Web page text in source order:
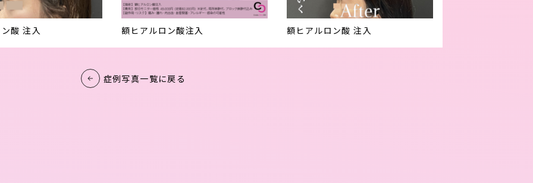
酸 注入 額ヒアルロン酸注入 額ヒアルロン酸 注入
症例写真一覧に戻る